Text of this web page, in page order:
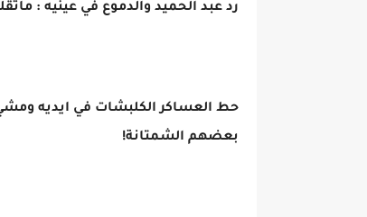
رد عبد الحميد والدموع في عينيه :
حط العساكر الكلبشات في ايديه
بعضهم الشمتانة!